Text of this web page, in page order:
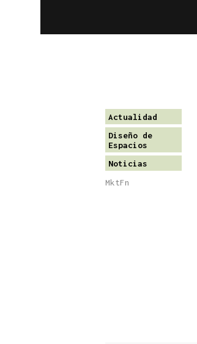
Actualidad
Diseño de
Espacios
Noticias
MktFn